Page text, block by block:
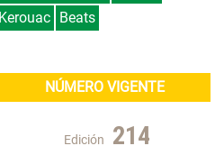
Beats
NÚMERO VIGENTE
Edición 214